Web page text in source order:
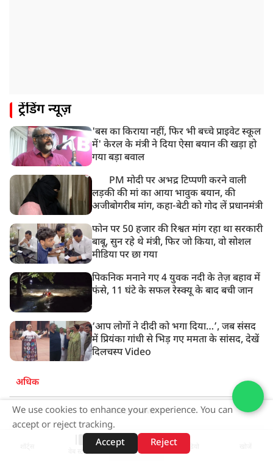
ट्रेंडिंग न्यूज़
'बस का किराया नहीं, फिर भी बच्चे प्राइवेट स्कूल
में' केरल के मंत्री ने दिया ऐसा बयान की खड़ा हो
गया बड़ा बवाल
PM मोदी पर अभद्र टिप्पणी करने वाली
लड़की की मां का आया भावुक बयान, की
अजीबोगरीब मांग, कहा-बेटी को गोद लें प्रधानमंत्री
फोन पर 50 हजार की रिश्वत मांग रहा था सरकारी
बाबू, सुन रहे थे मंत्री, फिर जो किया, वो सोशल
मीडिया पर छा गया
पिकनिक मनाने गए 4 युवक नदी के तेज़ बहाव में
फंसे, 11 घंटे के सफल रेस्क्यू के बाद बची जान
‘आप लोगों ने दीदी को भगा दिया…’, जब संसद
में प्रियंका गांधी से भिड़ गए ममता के सांसद, देखें
दिलचस्प Video
अधिक
ADVERTISEMENT
वेब स्टोरीज़
We use cookies to enhance your experience. You can
accept or reject tracking.
Accept
Reject